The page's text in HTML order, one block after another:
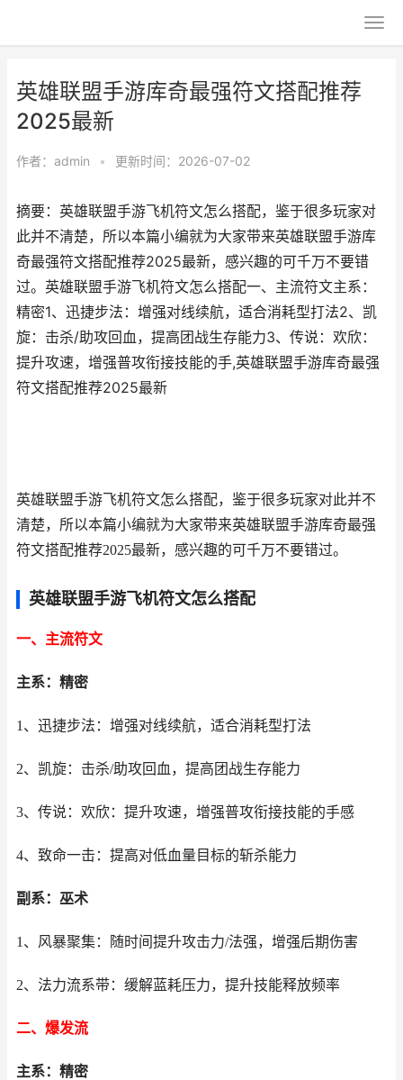
英雄联盟手游库奇最强符文搭配推荐
2025最新
作者： admin • 更新时间：2026-07-02
摘要：英雄联盟手游飞机符文怎么搭配，鉴于很多玩家对
此并不清楚，所以本篇小编就为大家带来英雄联盟手游库
奇最强符文搭配推荐2025最新，感兴趣的可千万不要错
过。英雄联盟手游飞机符文怎么搭配一、主流符文主系：
精密1、迅捷步法：增强对线续航，适合消耗型打法2、凯
旋：击杀/助攻回血，提高团战生存能力3、传说：欢欣：
提升攻速，增强普攻衔接技能的手,英雄联盟手游库奇最强
符文搭配推荐2025最新
英雄联盟手游飞机符文怎么搭配，鉴于很多玩家对此并不
清楚，所以本篇小编就为大家带来英雄联盟手游库奇最强
符文搭配推荐2025最新，感兴趣的可千万不要错过。
英雄联盟手游飞机符文怎么搭配
一、主流符文
主系：精密
1、迅捷步法：增强对线续航，适合消耗型打法
2、凯旋：击杀/助攻回血，提高团战生存能力
3、传说：欢欣：提升攻速，增强普攻衔接技能的手感
4、致命一击：提高对低血量目标的斩杀能力
副系：巫术
1、风暴聚集：随时间提升攻击力/法强，增强后期伤害
2、法力流系带：缓解蓝耗压力，提升技能释放频率
二、爆发流
主系：精密